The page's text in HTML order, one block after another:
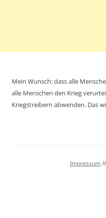
Mein Wunsch: dass alle
alle Menschen den Krieg
Kriegstreibern abwenden. Das
Impressum //